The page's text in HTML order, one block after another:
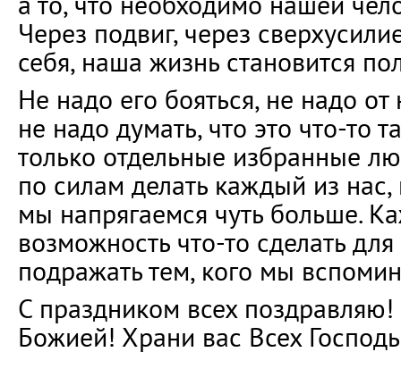
Через подвиг, через
себя, наша жизнь становится
Не надо его бояться, не надо от
не надо думать, что это что-то
только отдельные избранные
по силам делать каждый из нас,
мы напрягаемся чуть больше.
возможность что-то сделать
подражать тем, кого мы
С праздником всех
Божией! Храни вас Всех